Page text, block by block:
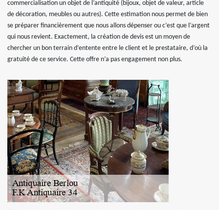
commercialisation un objet de l’antiquité (bijoux, objet de valeur, article
de décoration, meubles ou autres). Cette estimation nous permet de bien
se préparer financièrement que nous allons dépenser ou c’est que l’argent
qui nous revient. Exactement, la création de devis est un moyen de
chercher un bon terrain d’entente entre le client et le prestataire, d’où la
gratuité de ce service. Cette offre n’a pas engagement non plus.